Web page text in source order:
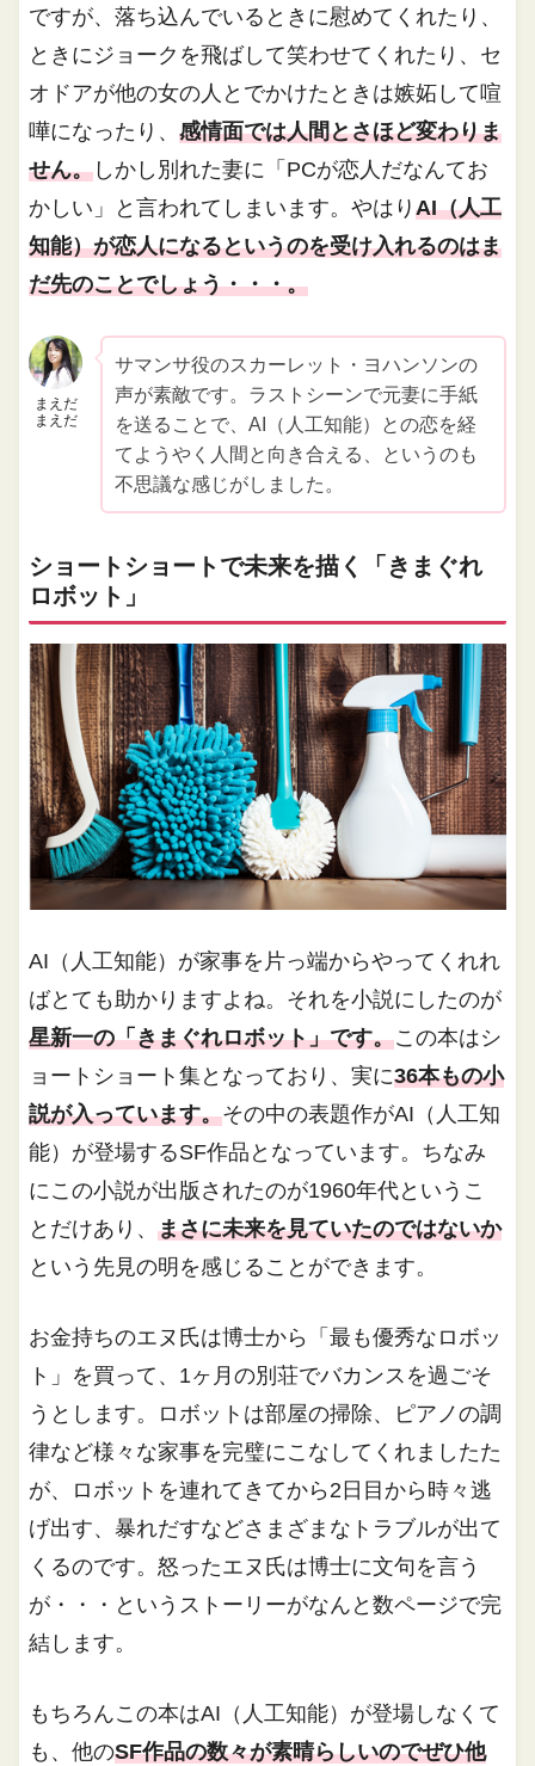
ですが、落ち込んでいるときに慰めてくれたり、
ときにジョークを飛ばして笑わせてくれたり、セ
オドアが他の女の人とでかけたときは嫉妬して喧
嘩になったり、感情面では人間とさほど変わりま
せん。 しかし別れた妻に「PCが恋人だなんてお
かしい」と言われてしまいます。やはりAI（人工
知能）が恋人になるというのを受け入れるのはま
だ先のことでしょう・・・。
まえだ
まえだ
サマンサ役のスカーレット・ヨハンソンの
声が素敵です。ラストシーンで元妻に手紙
を送ることで、AI（人工知能）との恋を経
てようやく人間と向き合える、というのも
不思議な感じがしました。
ショートショートで未来を描く「きまぐれ
ロボット」
AI（人工知能）が家事を片っ端からやってくれれ
ばとても助かりますよね。それを小説にしたのが
星新一の「きまぐれロボット」です。この本はシ
ョートショート集となっており、実に36本もの小
説が入っています。その中の表題作がAI（人工知
能）が登場するSF作品となっています。ちなみ
にこの小説が出版されたのが1960年代というこ
とだけあり、まさに未来を見ていたのではないか
という先見の明を感じることができます。
お金持ちのエヌ氏は博士から「最も優秀なロボッ
ト」を買って、1ヶ月の別荘でバカンスを過ごそ
うとします。ロボットは部屋の掃除、ピアノの調
律など様々な家事を完璧にこなしてくれましたた
が、ロボットを連れてきてから2日目から時々逃
げ出す、暴れだすなどさまざまなトラブルが出て
くるのです。怒ったエヌ氏は博士に文句を言う
が・・・というストーリーがなんと数ページで完
結します。
もちろんこの本はAI（人工知能）が登場しなくて
も、他のSF作品の数々が素晴らしいのでぜひ他